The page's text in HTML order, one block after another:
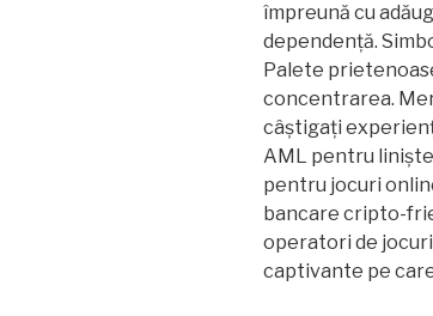
împreună cu
dependență.
Palete
concentrarea.
câștigați
AML pentru
pentru jocuri
bancare cripto-
operatori de
captivante pe